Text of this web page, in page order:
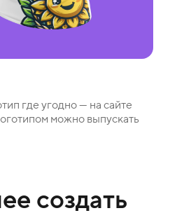
где угодно — на сайте
можно выпускать
создать